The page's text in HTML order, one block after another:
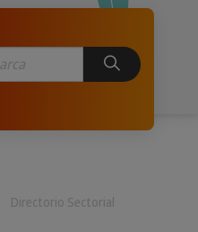
Directorio Sectorial